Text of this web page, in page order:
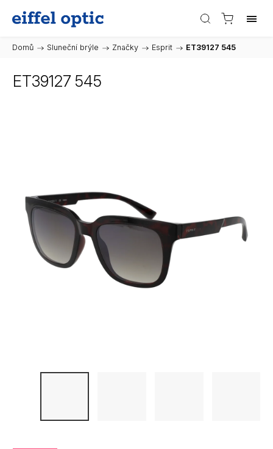
Domů / Sluneční brýle / Značky / Esprit / ET39127 545
ET39127 545